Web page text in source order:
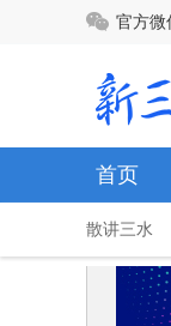
官方微
首页
散讲三水